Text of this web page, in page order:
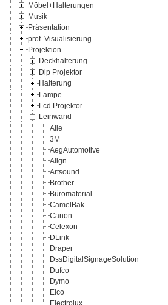
Möbel+Halterungen
Musik
Präsentation
prof. Visualisierung
Projektion
Deckhalterung
Dlp Projektor
Halterung
Lampe
Lcd Projektor
Leinwand
Alle
3M
AegAutomotive
Align
Artsound
Brother
Büromaterial
CamelBak
Canon
Celexon
DLink
Draper
DssDigitalSignageSolution
Dufco
Dymo
Elco
Electrolux